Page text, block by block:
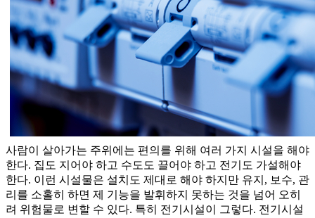
사람이 살아가는 주위에는 편의를 위해 여러 가지 시설을 해야
한다. 집도 지어야 하고 수도도 끌어야 하고 전기도 가설해야
한다. 이런 시설물은 설치도 제대로 해야 하지만 유지, 보수, 관
리를 소홀히 하면 제 기능을 발휘하지 못하는 것을 넘어 오히
려 위험물로 변할 수 있다. 특히 전기시설이 그렇다. 전기시설